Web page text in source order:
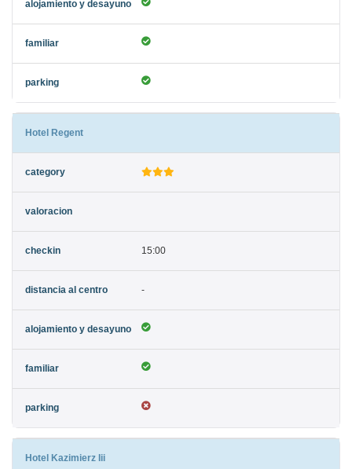
Hotel Regent
15:00
-
Hotel Kazimierz Iii